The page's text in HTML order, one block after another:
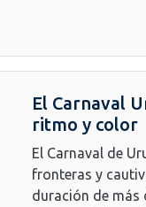
El Carnaval
ritmo y color
El Carnaval de
fronteras y
duración de más